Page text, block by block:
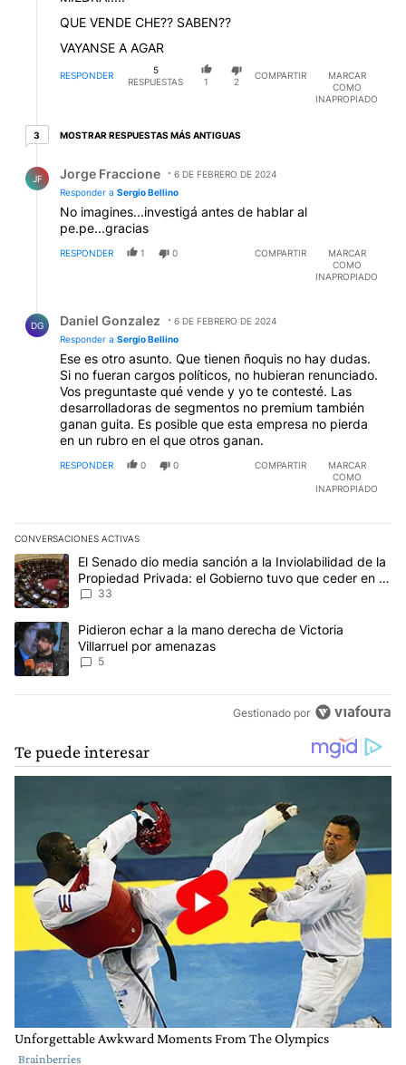
QUE VENDE CHE?? SABEN??
VAYANSE A AGAR
RESPONDER
5
RESPUESTAS
1 2
COMPARTIR
MARCAR
COMO
INAPROPIADO
33 respuestas más antiguas
MOSTRAR RESPUESTAS MÁS ANTIGUAS
JF Jorge Fraccione
6 DE FEBRERO DE 2024
Responder a Sergio Bellino
No imagines...investigá antes de hablar al
pe.pe...gracias
RESPONDER 1 0 COMPARTIR
MARCAR
COMO
INAPROPIADO
DG Daniel Gonzalez
6 DE FEBRERO DE 2024
Responder a Sergio Bellino
Ese es otro asunto. Que tienen ñoquis no hay dudas.
Si no fueran cargos políticos, no hubieran renunciado.
Vos preguntaste qué vende y yo te contesté. Las
desarrolladoras de segmentos no premium también
ganan guita. Es posible que esta empresa no pierda
en un rubro en el que otros ganan.
RESPONDER 0 0 COMPARTIR
MARCAR
COMO
INAPROPIADO
CONVERSACIONES ACTIVAS
Este listado muestra los artículos con más comentarios en los
Un artículo de tendencia con el título "El Senado dio media
El Senado dio media sanción a la Inviolabilidad de la
Propiedad Privada: el Gobierno tuvo que ceder en la
Ley del Manejo del Fuego
33
Un artículo de tendencia con el título "Pidieron echar a la mano
Pidieron echar a la mano derecha de Victoria
Villarruel por amenazas
5
Gestionado por